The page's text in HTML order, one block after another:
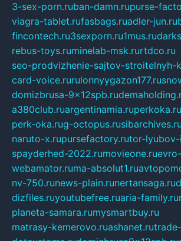
3-sex-porn.ruban-damn.rupurse-
viagra-tablet.rufasbags.ruadler-jun.ru
fincontech.ru3sexporn.ru1mus.ru
rebus-toys.ruminelab-msk.rurtdco.ru
seo-prodvizhenie-sajtov-stroitelnyh-
card-voice.rurulonnyygazon177.ru
domizbrusa-9x12spb.ru
a380club.ruargentinamia.ruperkoka.ru
perk-oka.rug-octopus.rusibarchives.ru
naruto-x.rupursefactory.rutor-
spayderhed-2022.rumovieone.ru
webamator.ruma-absolut1.ru
nv-750.runews-plain.runertansaga.ru
dizfiles.ruyoutubefree.ruaria-family.ru
planeta-samara.rumysmartbuy.ru
matrasy-kemerovo.ruashanet.ru